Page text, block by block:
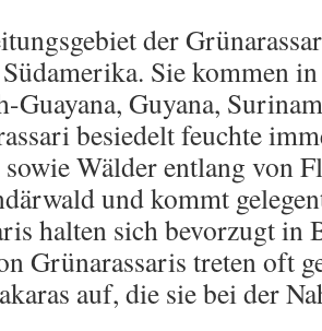
der
Sie kommen
Guayana, Guyana,
besiedelt feuchte
Wälder entlang von
und kommt
halten sich bevorzugt in
Grünarassaris treten oft
auf, die sie bei der